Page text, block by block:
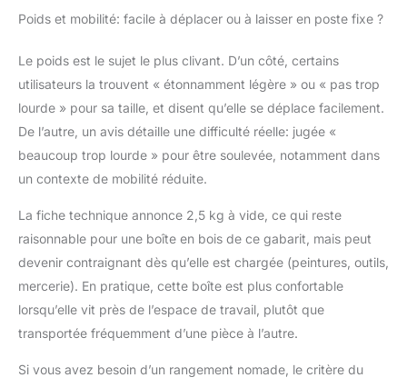
Poids et mobilité: facile à déplacer ou à laisser en poste fixe ?
Le poids est le sujet le plus clivant. D’un côté, certains
utilisateurs la trouvent « étonnamment légère » ou « pas trop
lourde » pour sa taille, et disent qu’elle se déplace facilement.
De l’autre, un avis détaille une difficulté réelle: jugée «
beaucoup trop lourde » pour être soulevée, notamment dans
un contexte de mobilité réduite.
La fiche technique annonce 2,5 kg à vide, ce qui reste
raisonnable pour une boîte en bois de ce gabarit, mais peut
devenir contraignant dès qu’elle est chargée (peintures, outils,
mercerie). En pratique, cette boîte est plus confortable
lorsqu’elle vit près de l’espace de travail, plutôt que
transportée fréquemment d’une pièce à l’autre.
Si vous avez besoin d’un rangement nomade, le critère du